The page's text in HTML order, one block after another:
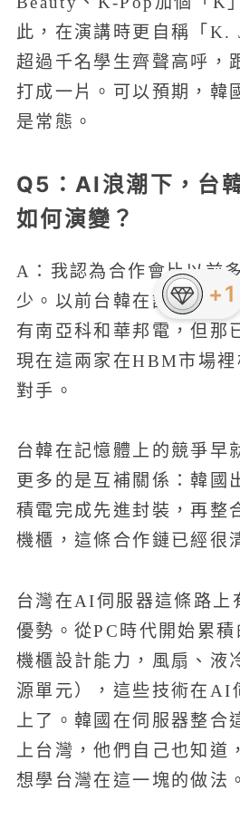
此，在演講時更自稱「K.
超過千名學生齊聲高呼，
打成一片。可以預期，韓
是常態。
Q5：AI浪潮下，台
如何演變？
A：我認為合作會比以前
少。以前台韓在記憶體上
有南亞科和華邦電，但那
現在這兩家在HBM市場
對手。
台韓在記憶體上的競爭早
更多的是互補關係：韓國
積電完成先進封裝，再整
機櫃，這條合作鏈已經很
台灣在AI伺服器這條路上
優勢。從PC時代開始累積
機櫃設計能力，風扇、液
源單元），這些技術在AI
上了。韓國在伺服器整合
上台灣，他們自己也知道
想學台灣在這一塊的做法。
+1